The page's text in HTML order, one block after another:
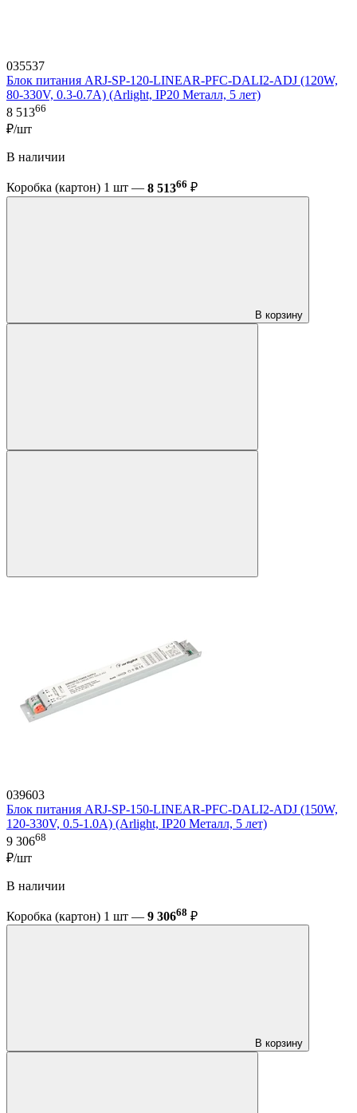
035537
Блок питания ARJ-SP-120-LINEAR-PFC-DALI2-ADJ (120W,
80-330V, 0.3-0.7A) (Arlight, IP20 Металл, 5 лет)
8 51366
₽/шт
В наличии
Коробка (картон) 1 шт — 8 51366 ₽
В корзину
039603
Блок питания ARJ-SP-150-LINEAR-PFC-DALI2-ADJ (150W,
120-330V, 0.5-1.0A) (Arlight, IP20 Металл, 5 лет)
9 30668
₽/шт
В наличии
Коробка (картон) 1 шт — 9 30668 ₽
В корзину